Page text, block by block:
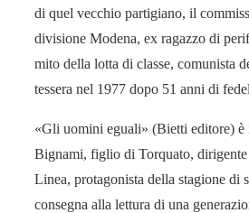
di quel vecchio partigiano, il
divisione Modena, ex ragazzo di
mito della lotta di classe, comunista
tessera nel 1977 dopo 51 anni di
«Gli uomini eguali» (Bietti editore)
Bignami, figlio di Torquato,
Linea, protagonista della stagione di
consegna alla lettura di una